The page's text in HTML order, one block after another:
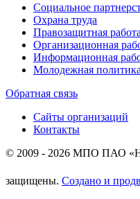
Социальное
Охрана труда
Правозащитная работа
Организационная
Информационная
Молодежная политика
Обратная связь
Сайты организаций
Контакты
© 2009 - 2026 МПО ПАО
защищены. Создано и